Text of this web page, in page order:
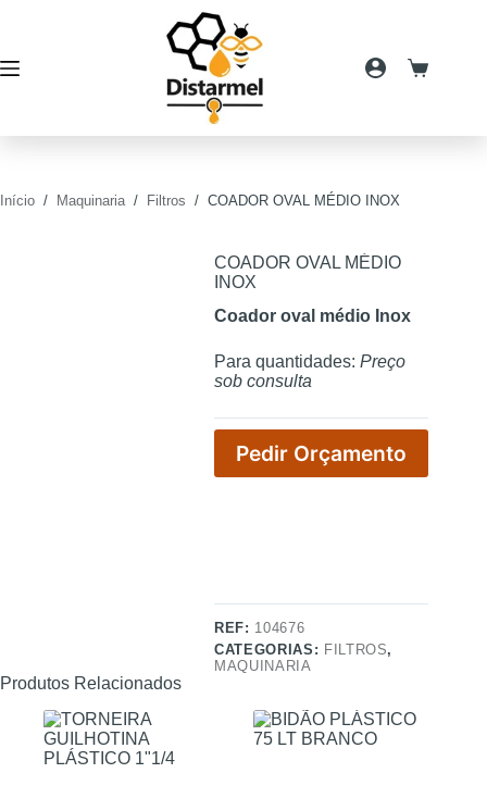
conteúdo
Carrinho
Início / Maquinaria / Filtros / COADOR OVAL MÉDIO INOX
COADOR OVAL MÉDIO
INOX
Coador oval médio Inox
Para quantidades:Preço
sob consulta
Pedir Orçamento
REF: 104676
CATEGORIAS: FILTROS,
MAQUINARIA
Produtos Relacionados